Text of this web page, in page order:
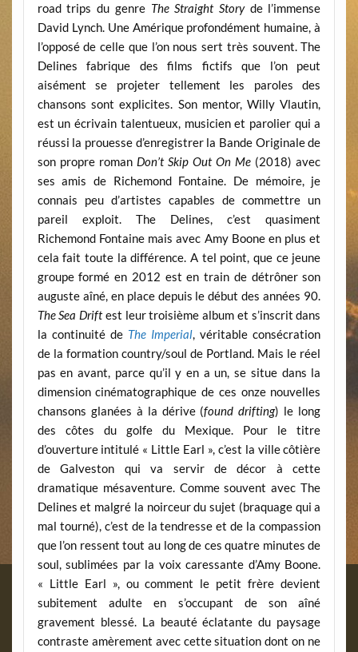
road trips du genre The Straight Story de l’immense
David Lynch. Une Amérique profondément humaine, à
l’opposé de celle que l’on nous sert très souvent. The
Delines fabrique des films fictifs que l’on peut
aisément se projeter tellement les paroles des
chansons sont explicites. Son mentor, Willy Vlautin,
est un écrivain talentueux, musicien et parolier qui a
réussi la prouesse d’enregistrer la Bande Originale de
son propre roman Don’t Skip Out On Me (2018) avec
ses amis de Richemond Fontaine. De mémoire, je
connais peu d’artistes capables de commettre un
pareil exploit. The Delines, c’est quasiment
Richemond Fontaine mais avec Amy Boone en plus et
cela fait toute la différence. A tel point, que ce jeune
groupe formé en 2012 est en train de détrôner son
auguste aîné, en place depuis le début des années 90.
The Sea Driftest leur troisième album et s’inscrit dans
la continuité de The Imperial, véritable consécration
de la formation country/soul de Portland. Mais le réel
pas en avant, parce qu’il y en a un, se situe dans la
dimension cinématographique de ces onze nouvelles
chansons glanées à la dérive (found drifting) le long
des côtes du golfe du Mexique. Pour le titre
d’ouverture intitulé « Little Earl », c’est la ville côtière
de Galveston qui va servir de décor à cette
dramatique mésaventure. Comme souvent avec The
Delines et malgré la noirceur du sujet (braquage qui a
mal tourné), c’est de la tendresse et de la compassion
que l’on ressent tout au long de ces quatre minutes de
soul, sublimées par la voix caressante d’Amy Boone.
« Little Earl », ou comment le petit frère devient
subitement adulte en s’occupant de son aîné
gravement blessé. La beauté éclatante du paysage
contraste amèrement avec cette situation dont on ne